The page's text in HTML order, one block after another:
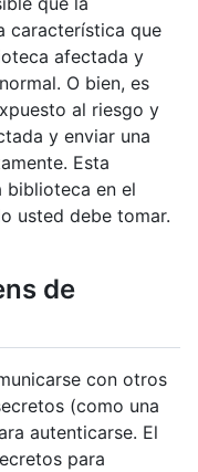
característica que
afectada y
O bien, es
al riesgo y
y enviar una
Esta
biblioteca en el
usted debe tomar.
de
con otros
(como una
autenticarse. El
para